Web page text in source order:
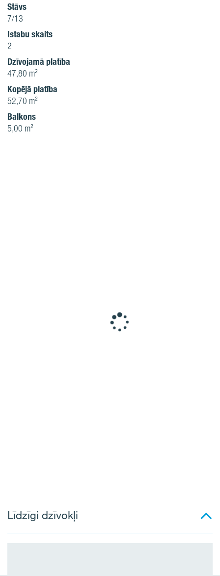
Stāvs
7/13
Istabu skaits
2
Dzīvojamā platība
47,80 m²
Kopējā platība
52,70 m²
Balkons
5,00 m²
Līdzīgi dzīvokļi